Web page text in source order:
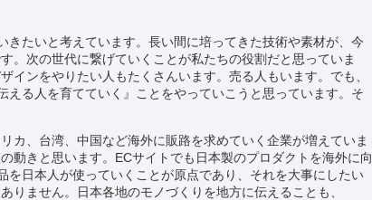
たいと考えています。長い間に培ってきた技術や素材が、今
。次の世代に繋げていくことが私たちの役割だと思っていま
ンをやりたい人もたくさんいます。売る人もいます。でも、
る人を育てていく』ことをやっていこうと思っています。そ
カ、台湾、中国など海外に販路を求めていく企業が増えていま
動きと思います。ECサイトでも日本製のプロダクトを海外に向
日本人が使っていくことが原点であり、それを大事にしたい
りません。日本各地のモノづくりを地方に伝えることも、